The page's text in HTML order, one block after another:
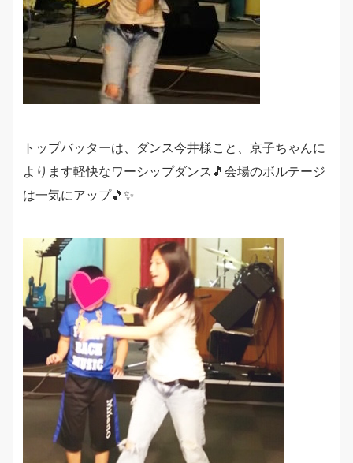
トップバッターは、ダンス今井様こと、京子ちゃんに
よります軽快なワーシップダンス🎵会場のボルテージ
は一気にアップ🎵✨